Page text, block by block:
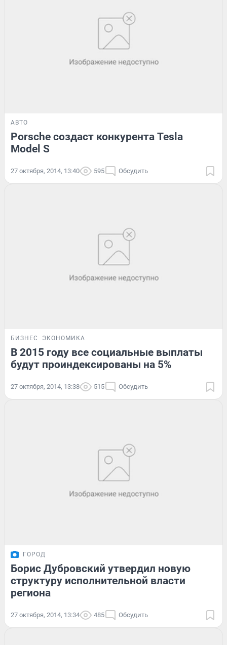
АВТО
Porsche создаст конкурента Tesla
Model S
27 октября, 2014, 13:40 595 Обсудить
БИЗНЕС ЭКОНОМИКА
В 2015 году все социальные выплаты
будут проиндексированы на 5%
27 октября, 2014, 13:38 515 Обсудить
ГОРОД
Борис Дубровский утвердил новую
структуру исполнительной власти
региона
27 октября, 2014, 13:34 485 Обсудить